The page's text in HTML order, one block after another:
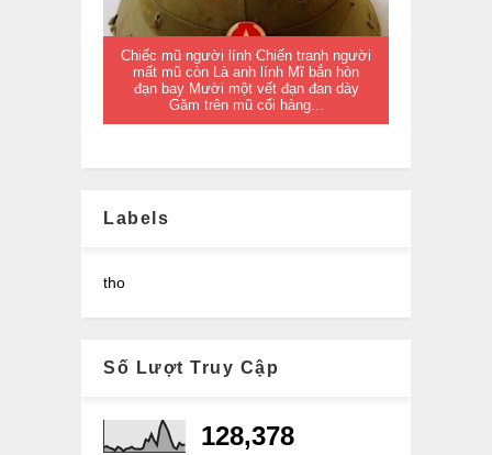
Chiếc mũ người lính Chiến tranh người
mất mũ còn Là anh lính Mĩ bắn hòn
đạn bay Mười một vết đạn đan dày
Găm trên mũ cối hàng...
Labels
tho
Số Lượt Truy Cập
128,378